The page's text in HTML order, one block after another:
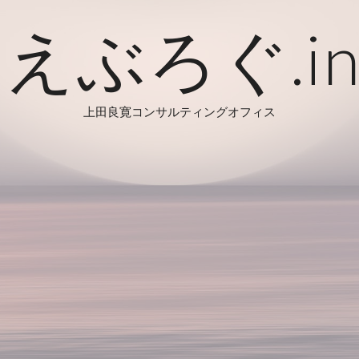
ぶろぐ
上田良寛コンサルティングオフィス